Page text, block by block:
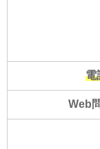
電
Web